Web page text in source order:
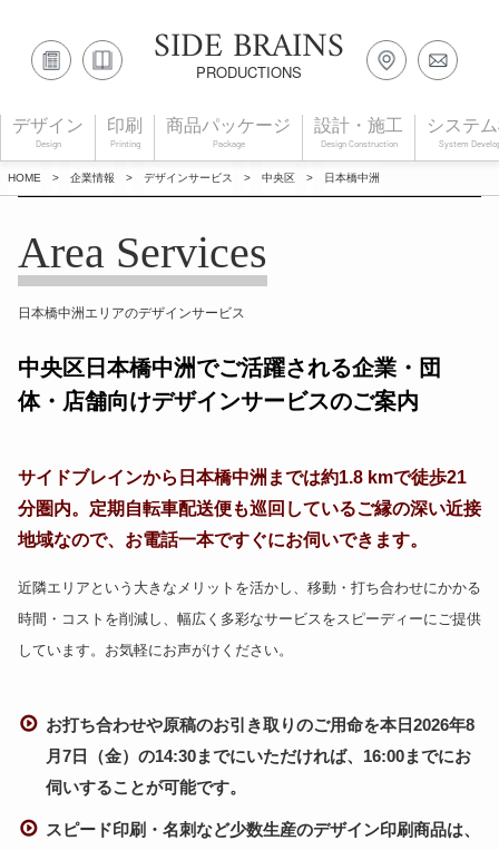
SIDE BRAINS
PRODUCTIONS
デザイン
Design
印刷
Printing
商品パッケージ
Package
設計・施工
Design Construction
システ
System
HOME > 企業情報 > デザインサービス > 中央区 > 日本橋中洲
Area Services
日本橋中洲エリアのデザインサービス
中央区日本橋中洲でご活躍される企業・団
体・店舗向けデザインサービスのご案内
サイドブレインから日本橋中洲までは約1.8 kmで徒歩21
分圏内。定期自転車配送便も巡回しているご縁の深い近接
地域なので、お電話一本ですぐにお伺いできます。
近隣エリアという大きなメリットを活かし、移動・打ち合わせにかかる
時間・コストを削減し、幅広く多彩なサービスをスピーディーにご提供
しています。お気軽にお声がけください。
お打ち合わせや原稿のお引き取りのご用命を本日2026年8
月7日（金）の14:30までにいただければ、16:00までにお
伺いすることが可能です。
スピード印刷・名刺など少数生産のデザイン印刷商品は、